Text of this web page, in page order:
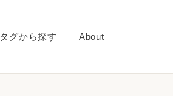
タグから探す About